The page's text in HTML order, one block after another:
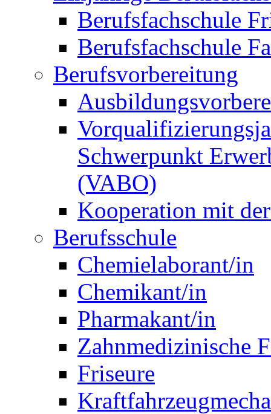
Berufsfachschule
Berufsfachschule
Berufsvorbereitung
Schwerpunkt
(VABO)
Kooperation mit
Berufsschule
Chemielaborant/in
Chemikant/in
Pharmakant/in
Zahnmedizinische
Friseure